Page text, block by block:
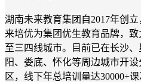
湖南未来教育集团自2017年创
来培优为集团优生教育品牌，
至三四线城市。目前已在长沙
阳、娄底、怀化等周边城市开
区，线下年总培训量达30000+